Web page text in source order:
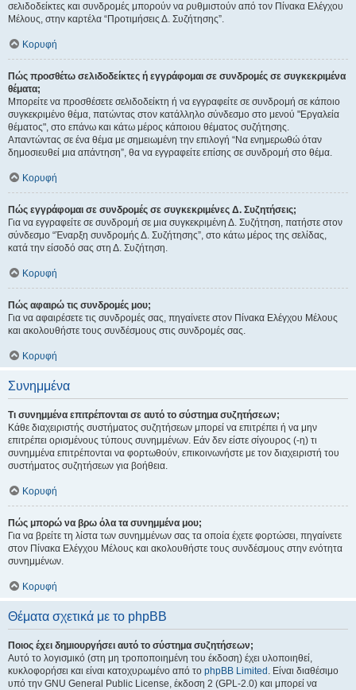
σελιδοδείκτες και συνδρομές μπορούν να ρυθμιστούν από τον Πίνακα Ελέγχου
Μέλους, στην καρτέλα “Προτιμήσεις Δ. Συζήτησης”.
Κορυφή
Πώς προσθέτω σελιδοδείκτες ή εγγράφομαι σε συνδρομές σε συγκεκριμένα
θέματα;
Μπορείτε να προσθέσετε σελιδοδείκτη ή να εγγραφείτε σε συνδρομή σε κάποιο
συγκεκριμένο θέμα, πατώντας στον κατάλληλο σύνδεσμο στο μενού "Εργαλεία
θέματος", στο επάνω και κάτω μέρος κάποιου θέματος συζήτησης.
Απαντώντας σε ένα θέμα με σημειωμένη την επιλογή “Να ενημερωθώ όταν
δημοσιευθεί μια απάντηση”, θα να εγγραφείτε επίσης σε συνδρομή στο θέμα.
Κορυφή
Πώς εγγράφομαι σε συνδρομές σε συγκεκριμένες Δ. Συζητήσεις;
Για να εγγραφείτε σε συνδρομή σε μια συγκεκριμένη Δ. Συζήτηση, πατήστε στον
σύνδεσμο “Έναρξη συνδρομής Δ. Συζήτησης”, στο κάτω μέρος της σελίδας,
κατά την είσοδό σας στη Δ. Συζήτηση.
Κορυφή
Πώς αφαιρώ τις συνδρομές μου;
Για να αφαιρέσετε τις συνδρομές σας, πηγαίνετε στον Πίνακα Ελέγχου Μέλους
και ακολουθήστε τους συνδέσμους στις συνδρομές σας.
Κορυφή
Συνημμένα
Τι συνημμένα επιτρέπονται σε αυτό το σύστημα συζητήσεων;
Κάθε διαχειριστής συστήματος συζητήσεων μπορεί να επιτρέπει ή να μην
επιτρέπει ορισμένους τύπους συνημμένων. Εάν δεν είστε σίγουρος (-η) τι
συνημμένα επιτρέπονται να φορτωθούν, επικοινωνήστε με τον διαχειριστή του
συστήματος συζητήσεων για βοήθεια.
Κορυφή
Πώς μπορώ να βρω όλα τα συνημμένα μου;
Για να βρείτε τη λίστα των συνημμένων σας τα οποία έχετε φορτώσει, πηγαίνετε
στον Πίνακα Ελέγχου Μέλους και ακολουθήστε τους συνδέσμους στην ενότητα
συνημμένων.
Κορυφή
Θέματα σχετικά με το phpBB
Ποιος έχει δημιουργήσει αυτό το σύστημα συζητήσεων;
Αυτό το λογισμικό (στη μη τροποποιημένη του έκδοση) έχει υλοποιηθεί,
κυκλοφορήσει και είναι κατοχυρωμένο από το phpBB Limited . Είναι διαθέσιμο
υπό την GNU General Public License, έκδοση 2 (GPL-2.0) και μπορεί να